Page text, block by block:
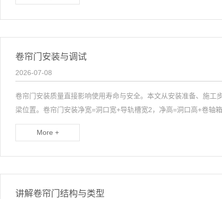
卷帘门安装与调试
2026-07-08
卷帘门安装质量直接影响使用寿命与安全。本文从安装准备、施
梁位置。卷帘门安装净宽=洞口宽+导轨槽宽2，净高=洞口高+卷
More +
讲解卷帘门结构与类型